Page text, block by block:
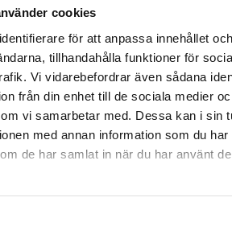
cookies
för att anpassa innehållet och
tillhandahålla funktioner för
Vi vidarebefordrar även sådana
från din enhet till de sociala medier
vi samarbetar med. Dessa kan i sin
med annan information som du har
de har samlat in när du har använt